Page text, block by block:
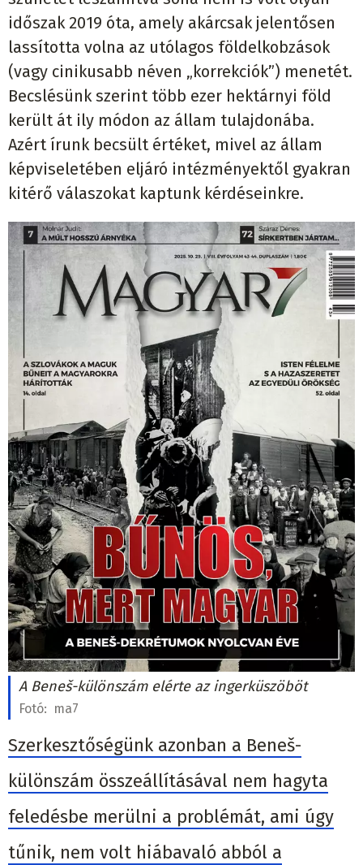
időszak 2019 óta, amely akárcsak jelentősen
lassította volna az utólagos földelkobzások
(vagy cinikusabb néven „korrekciók”) menetét.
Becslésünk szerint több ezer hektárnyi föld
került át ily módon az állam tulajdonába.
Azért írunk becsült értéket, mivel az állam
képviseletében eljáró intézményektől gyakran
kitérő válaszokat kaptunk kérdéseinkre.
A Beneš-különszám elérte az ingerküszöböt
Fotó: ma7
Szerkesztőségünk azonban a Beneš-
különszám összeállításával nem hagyta
feledésbe merülni a problémát, ami úgy
tűnik, nem volt hiábavaló abból a